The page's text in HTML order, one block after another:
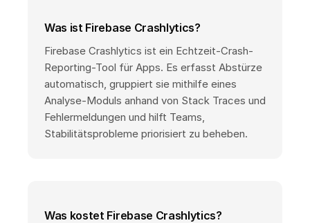
Was ist Firebase Crashlytics?
Firebase Crashlytics ist ein Echtzeit-Crash-
Reporting-Tool für Apps. Es erfasst Abstürze
automatisch, gruppiert sie mithilfe eines
Analyse-Moduls anhand von Stack Traces und
Fehlermeldungen und hilft Teams,
Stabilitätsprobleme priorisiert zu beheben.
Was kostet Firebase Crashlytics?